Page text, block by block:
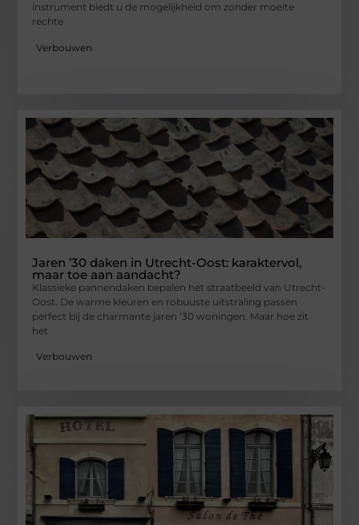
instrument biedt u de mogelijkheid om zonder moeite
rechte
Verbouwen
Jaren ’30 daken in Utrecht-Oost: karaktervol,
maar toe aan aandacht?
Klassieke pannendaken bepalen het straatbeeld van Utrecht-
Oost. De warme kleuren en robuuste uitstraling passen
perfect bij de charmante jaren ’30 woningen. Maar hoe zit
het
Verbouwen